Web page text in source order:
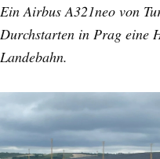
Ein Airbus A321neo von
Durchstarten in Prag eine
Landebahn.